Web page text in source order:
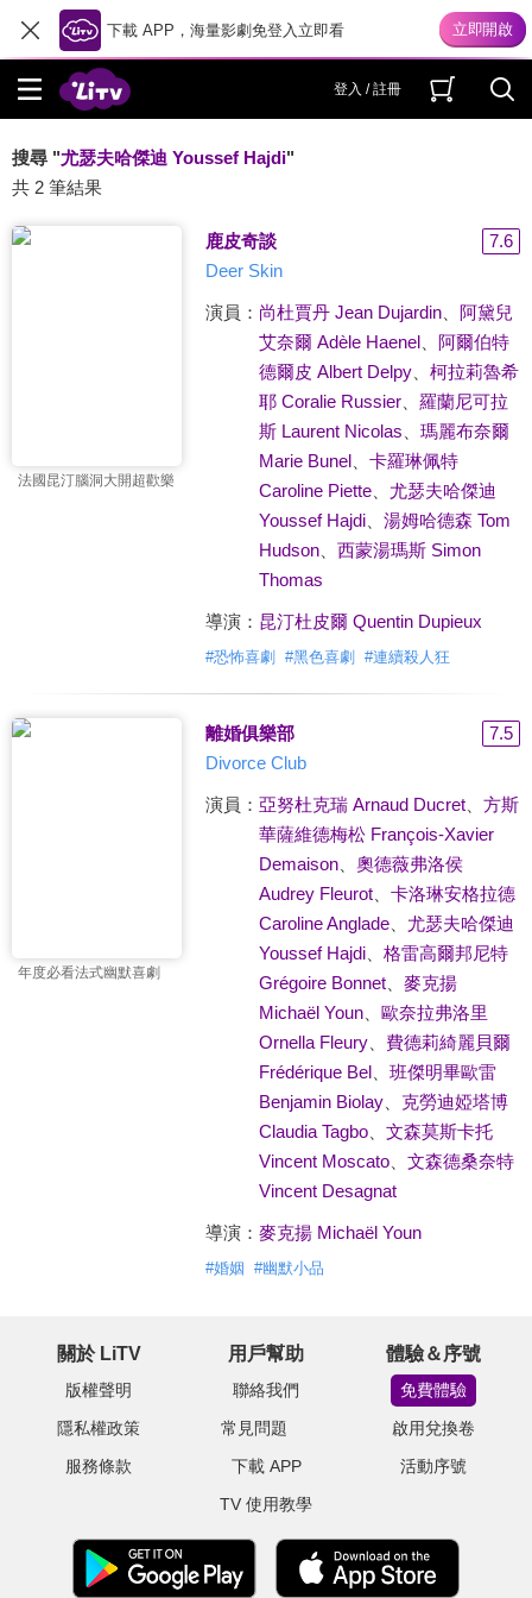
下載 APP，海量影劇免登入立即看
登入 / 註冊
搜尋 "尤瑟夫哈傑迪 Youssef Hajdi"
共 2 筆結果
法國昆汀腦洞大開超歡樂
鹿皮奇談
7.6
Deer Skin
演員： 尚杜賈丹 Jean Dujardin、 阿黛兒
艾奈爾 Adèle Haenel、 阿爾伯特
德爾皮 Albert Delpy、 柯拉莉魯希
耶 Coralie Russier、 羅蘭尼可拉
斯 Laurent Nicolas
瑪麗布奈爾
Marie Bunel、 卡羅琳佩特
Caroline Piette、 尤瑟夫哈傑迪
Youssef Hajdi、 湯姆哈德森 Tom
Hudson、 西蒙湯瑪斯 Simon
Thomas
導演： 昆汀杜皮爾 Quentin Dupieux
#恐怖喜劇 #黑色喜劇 #連續殺人狂
年度必看法式幽默喜劇
離婚俱樂部
7.5
Divorce Club
演員： 亞努杜克瑞 Arnaud Ducret、 方斯
華薩維德梅松 François-Xavier
Demaison、 奧德薇弗洛侯
Audrey Fleurot、 卡洛琳安格拉德
Caroline Anglade、 尤瑟夫哈傑迪
Youssef Hajdi、 格雷高爾邦尼特
Grégoire Bonnet、 麥克揚
Michaël Youn、 歐奈拉弗洛里
Ornella Fleury、 費德莉綺麗貝爾
Frédérique Bel、 班傑明畢歐雷
Benjamin Biolay、 克勞迪婭塔博
Claudia Tagbo、 文森莫斯卡托
Vincent Moscato、 文森德桑奈特
Vincent Desagnat
導演： 麥克揚 Michaël Youn
#婚姻 #幽默小品
關於 LiTV
版權聲明
隱私權政策
服務條款
用戶幫助
聯絡我們
常見問題
下載 APP
TV 使用教學
體驗＆序號
免費體驗
啟用兌換卷
活動序號